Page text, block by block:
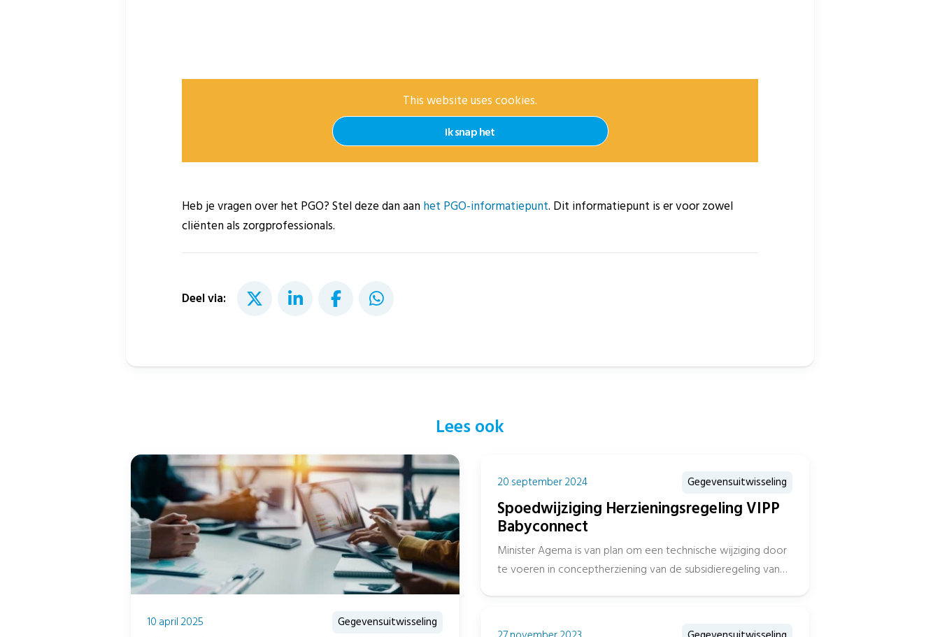
This website uses cookies.
Ik snap het
Heb je vragen over het PGO? Stel deze dan aanhet PGO-informatiepunt. Dit informatiepunt is er voor zowel
cliënten als zorgprofessionals.
Deel via:
Lees ook
10 april 2025 Gegevensuitwisseling
20 september 2024 Gegevensuitwisseling
Spoedwijziging Herzieningsregeling VIPP
Babyconnect
Minister Agema is van plan om een technische wijziging door
te voeren in conceptherziening van de subsidieregeling van